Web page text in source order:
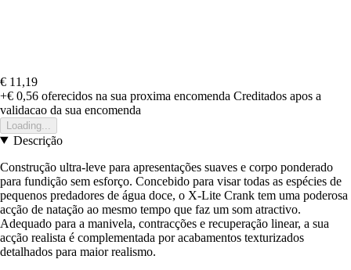
€ 11,19
+€ 0,56 oferecidos na sua proxima encomenda Creditados apos a
validacao da sua encomenda
Loading...
Descrição
Construção ultra-leve para apresentações suaves e corpo ponderado
para fundição sem esforço. Concebido para visar todas as espécies de
pequenos predadores de água doce, o X-Lite Crank tem uma poderosa
acção de natação ao mesmo tempo que faz um som atractivo.
Adequado para a manivela, contracções e recuperação linear, a sua
acção realista é complementada por acabamentos texturizados
detalhados para maior realismo.